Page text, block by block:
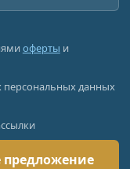
оферты и
персональных данных